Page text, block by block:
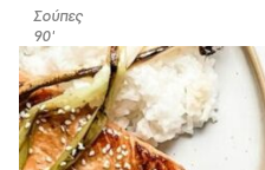
Σούπες
90'